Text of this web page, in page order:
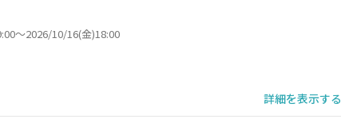
～2026/10/16(金)18:00
詳細を表示する